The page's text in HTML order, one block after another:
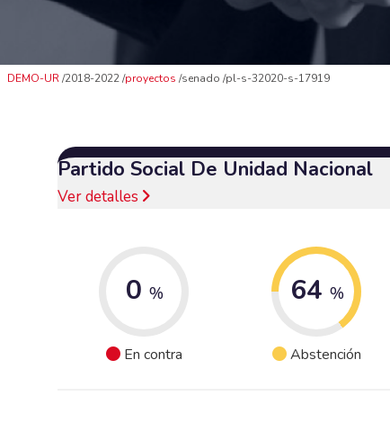
DEMO-UR 2018-2022 proyectos senado pl-s-32020-s-17919
Partido Social De Unidad Nacional
Ver detalles
0 %
En contra
64 %
Abstención